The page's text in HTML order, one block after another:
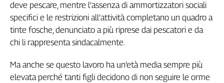
Archivio
Storico
1955-
2014
Cerca
deve pescare, mentre l’assenza di ammortizzatori sociali
specifici e le restrizioni all’attività completano un quadro a
tinte fosche, denunciato a più riprese dai pescatori e da
chi li rappresenta sindacalmente.
Ma anche se questo lavoro ha un’età media sempre più
elevata perché tanti figli decidono di non seguire le orme